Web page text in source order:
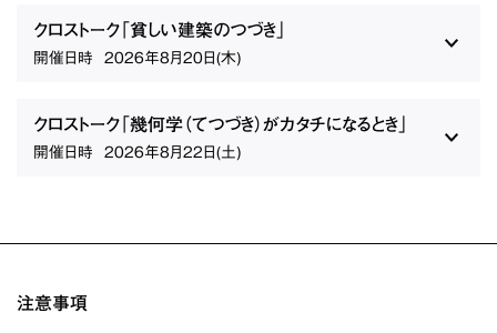
クロストーク「貧しい建築のつづき」
開催日時 2026年8月20日(木)
クロストーク「幾何学（てつづき）がカタチになるとき」
開催日時 2026年8月22日(土)
注意事項